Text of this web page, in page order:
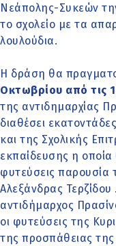
Νεάπολης-Συκεών
το σχολείο με τα
λουλούδια.
Η δράση θα
Οκτωβρίου από τις
της αντιδημαρχίας
διαθέσει
και της Σχολικής
εκπαίδευσης η οποία
φυτεύσεις παρουσία
Αλεξάνδρας
αντιδήμαρχος
οι φυτεύσεις της
της προσπάθειας της